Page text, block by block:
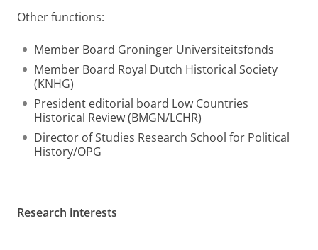
Other functions:
Member Board Groninger Universiteitsfonds
Member Board Royal Dutch Historical Society
(KNHG)
President editorial board Low Countries
Historical Review (BMGN/LCHR)
Director of Studies Research School for Political
History/OPG
Research interests